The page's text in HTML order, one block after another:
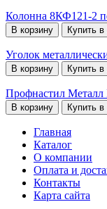
Колонна 8КФ121-2
В корзину Купить в
Уголок
В корзину Купить в
Профнастил Металл
В корзину Купить в
Главная
Каталог
О компании
Оплата и
Контакты
Карта сайта